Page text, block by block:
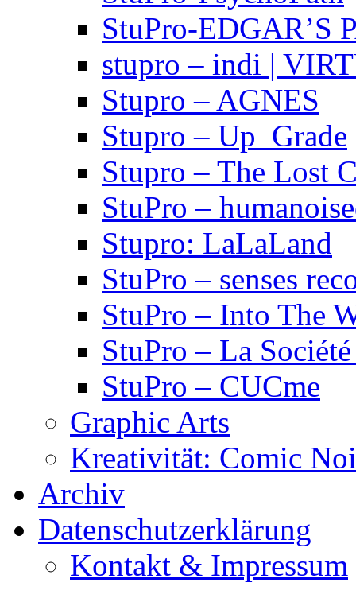
StuPro-EDGAR’S
stupro – indi |
Stupro – AGNES
Stupro – Up_Grade
Stupro – The Lost
StuPro –
Stupro: LaLaLand
StuPro – senses
StuPro – Into The
StuPro – La
StuPro – CUCme
Graphic Arts
Kreativität: Comic
Archiv
Datenschutzerklärung
Kontakt & Impressum